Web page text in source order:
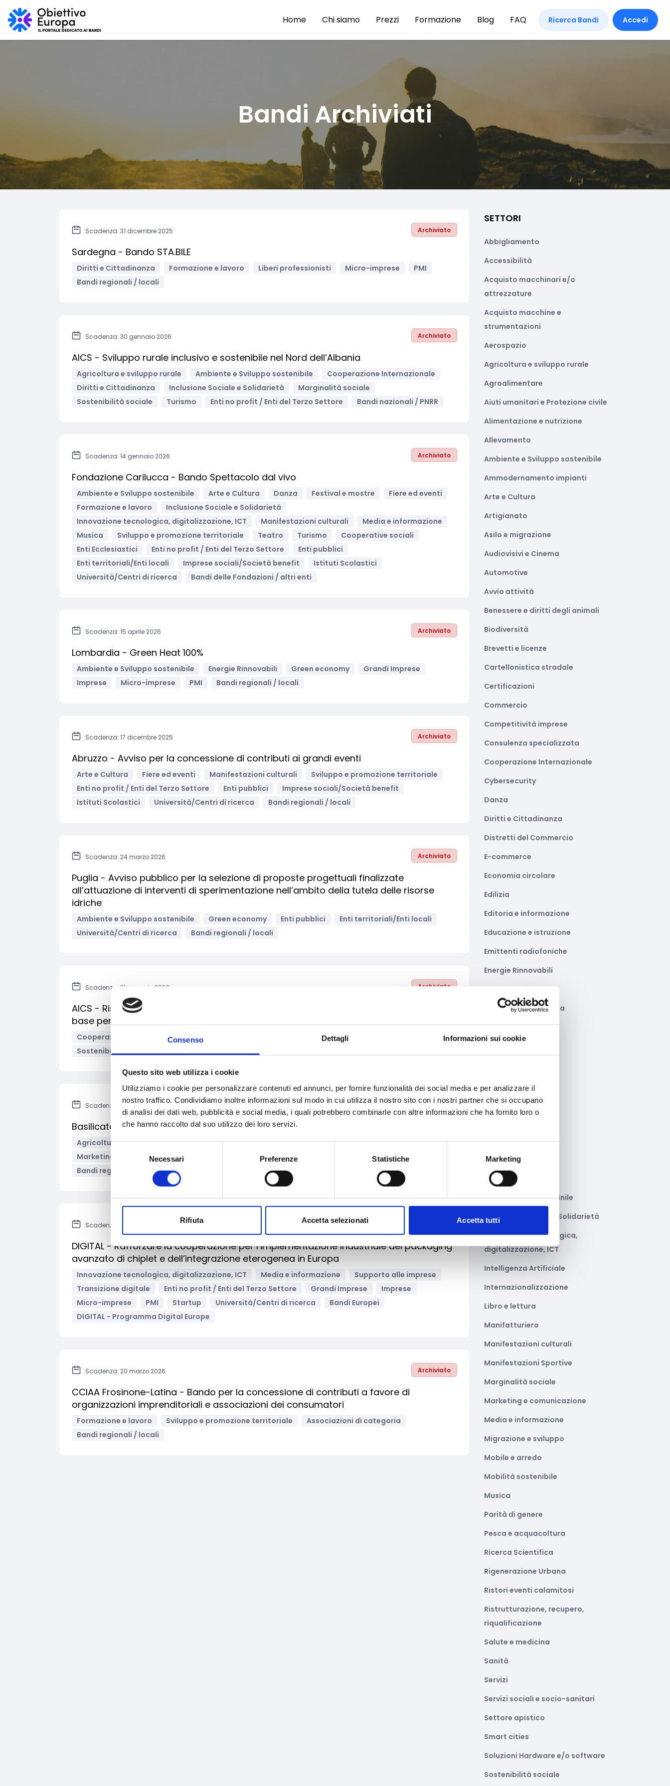
Consenso Dettagli Informazioni sui cookie
Questo sito web utilizza i cookie
Utilizziamo i cookie per personalizzare contenuti ed annunci, per fornire funzionalità dei social media e per analizzare il
nostro traffico. Condividiamo inoltre informazioni sul modo in cui utilizza il nostro sito con i nostri partner che si occupano
di analisi dei dati web, pubblicità e social media, i quali potrebbero combinarle con altre informazioni che ha fornito loro o
che hanno raccolto dal suo utilizzo dei loro servizi.
Selezione
del
consenso
Necessari Preferenze Statistiche Marketing
Rifiuta Accetta selezionati Accetta tutti
Home Chi siamo Prezzi Formazione Blog FAQ Ricerca Bandi Accedi
Bandi Archiviati
Scadenza: 31 dicembre 2025 Archiviato
Sardegna - Bando STA.BILE
Diritti e Cittadinanza Formazione e lavoro Liberi professionisti Micro-imprese
PMI
Bandi regionali / locali
Scadenza: 30 gennaio 2026 Archiviato
AICS - Sviluppo rurale inclusivo e sostenibile nel Nord dell’Albania
Agricoltura e sviluppo rurale Ambiente e Sviluppo sostenibile
Cooperazione Internazionale
Diritti e Cittadinanza
Inclusione Sociale e Solidarietà
Marginalità sociale
Sostenibilità sociale
Turismo Enti no profit / Enti del Terzo Settore Bandi nazionali / PNRR
Scadenza: 14 gennaio 2026 Archiviato
Fondazione Carilucca - Bando Spettacolo dal vivo
Ambiente e Sviluppo sostenibile Arte e Cultura Danza Festival e mostre
Fiere ed eventi
Formazione e lavoro
Inclusione Sociale e Solidarietà
Innovazione tecnologica, digitalizzazione, ICT
Manifestazioni culturali
Media e informazione
Musica
Sviluppo e promozione territoriale Teatro Turismo
Cooperative sociali
Enti Ecclesiastici
Enti no profit / Enti del Terzo Settore
Enti pubblici
Enti territoriali/Enti locali
Imprese sociali/Società benefit
Istituti Scolastici
Università/Centri di ricerca
Bandi delle Fondazioni / altri enti
Scadenza: 15 aprile 2026 Archiviato
Lombardia - Green Heat 100%
Ambiente e Sviluppo sostenibile Energie Rinnovabili Green economy
Grandi Imprese
Imprese
Micro-imprese PMI Bandi regionali / locali
Scadenza: 17 dicembre 2025 Archiviato
Abruzzo - Avviso per la concessione di contributi ai grandi eventi
Arte e Cultura Fiere ed eventi Manifestazioni culturali
Sviluppo e promozione territoriale
Enti no profit / Enti del Terzo Settore
Enti pubblici
Imprese sociali/Società benefit
Istituti Scolastici
Università/Centri di ricerca Bandi regionali / locali
Scadenza: 24 marzo 2026 Archiviato
Puglia - Avviso pubblico per la selezione di proposte progettuali finalizzate
all’attuazione di interventi di sperimentazione nell’ambito della tutela delle risorse
idriche
Ambiente e Sviluppo sostenibile Green economy Enti pubblici
Enti territoriali/Enti locali
Università/Centri di ricerca
Bandi regionali / locali
Scadenza: 31 gennaio 2026 Archiviato
AICS - Risposta multisettoriale per aumentare le possibilità di accesso ai servizi di
base per la popolazione più vulnerabile in Libia
Cooperazione Internazionale Diritti e Cittadinanza
Inclusione Sociale e Solidarietà
Sostenibilità sociale
Enti no profit / Enti del Terzo Settore
Scadenza: 30 gennaio 2026 Archiviato
Basilicata - Promozione dei prodotti di qualità
Agricoltura e sviluppo rurale Commercio
Competitività imprese
Marketing e comunicazione
Supporto alle imprese Imprese
Liberi professionisti
Bandi regionali / locali
Scadenza: 25 febbraio 2026
DIGITAL - Rafforzare la cooperazione per l’implementazione industriale del packaging
avanzato di chiplet e dell’integrazione eterogenea in Europa
Innovazione tecnologica, digitalizzazione, ICT Media e informazione
Supporto alle imprese
Transizione digitale
Enti no profit / Enti del Terzo Settore Grandi Imprese
Imprese
Micro-imprese
PMI Startup Università/Centri di ricerca
Bandi Europei
DIGITAL - Programma Digital Europe
Scadenza: 20 marzo 2026 Archiviato
CCIAA Frosinone-Latina - Bando per la concessione di contributi a favore di
organizzazioni imprenditoriali e associazioni dei consumatori
Formazione e lavoro Sviluppo e promozione territoriale
Associazioni di categoria
Bandi regionali / locali
SETTORI
Abbigliamento
Accessibilità
Acquisto macchinari e/o
attrezzature
Acquisto macchine e
strumentazioni
Aerospazio
Agricoltura e sviluppo rurale
Agroalimentare
Aiuti umanitari e Protezione civile
Alimentazione e nutrizione
Allevamento
Ambiente e Sviluppo sostenibile
Ammodernamento impianti
Arte e Cultura
Artigianato
Asilo e migrazione
Audiovisivi e Cinema
Automotive
Avvio attività
Benessere e diritti degli animali
Biodiversità
Brevetti e licenze
Cartellonistica stradale
Certificazioni
Commercio
Competitività imprese
Consulenza specializzata
Cooperazione Internazionale
Cybersecurity
Danza
Diritti e Cittadinanza
Distretti del Commercio
E-commerce
Economia circolare
Edilizia
Editoria e informazione
Educazione e istruzione
Emittenti radiofoniche
Energie Rinnovabili
Farmaceutico
Farmacia e/o chimica
Fashion
Formazione e lavoro
Fotovoltaico
Giustizia e sicurezza
Green economy
Impianti sportivi
Imprenditoria femminile
Inclusione Sociale e Solidarietà
Innovazione tecnologica,
digitalizzazione, ICT
Intelligenza Artificiale
Internazionalizzazione
Libro e lettura
Manifatturiero
Manifestazioni culturali
Manifestazioni Sportive
Marginalità sociale
Marketing e comunicazione
Media e informazione
Migrazione e sviluppo
Mobile e arredo
Mobilità sostenibile
Musica
Parità di genere
Pesca e acquacoltura
Ricerca Scientifica
Rigenerazione Urbana
Ristori eventi calamitosi
Ristrutturazione, recupero,
riqualificazione
Salute e medicina
Sanità
Servizi
Servizi sociali e socio-sanitari
Settore apistico
Smart cities
Soluzioni Hardware e/o software
Sostenibilità sociale